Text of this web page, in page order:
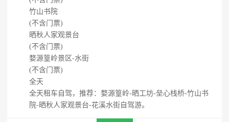
竹山书院
(不含门票)
晒秋人家观景台
(不含门票)
婺源篁岭景区-水街
(不含门票)
全天
全天租车自驾，推荐：婺源篁岭-晒工坊-垒心栈桥-竹山书
院-晒秋人家观景台-花溪水街自驾游。